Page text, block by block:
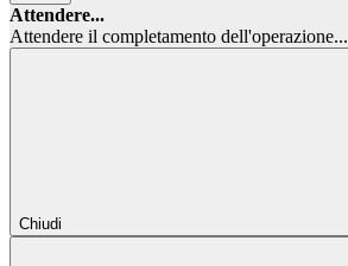
Attendere...
Attendere il completamento dell'operazione...
Chiudi